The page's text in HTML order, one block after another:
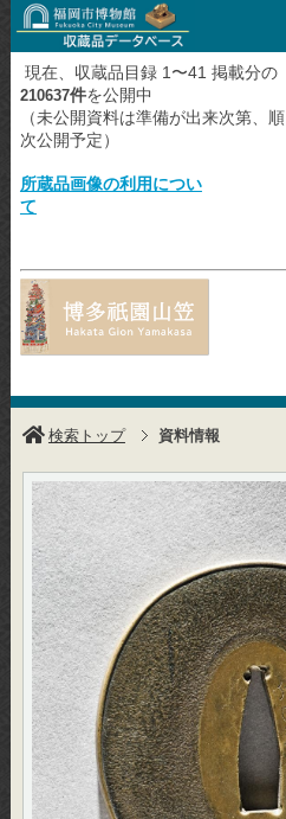
現在、収蔵品目録 1〜41 掲載分の
210637件を公開中
（未公開資料は準備が出来次第、順
次公開予定）
所蔵品画像の利用につい
て
検索トップ 資料情報